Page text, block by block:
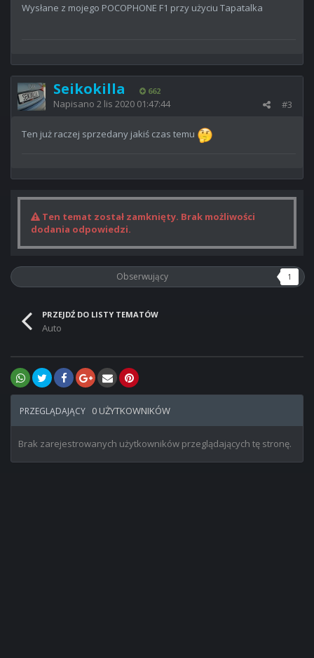
Wysłane z mojego POCOPHONE F1 przy użyciu Tapatalka
Seikokilla 662
#3
Napisano 2 lis 2020 01:47:44
Ten już raczej sprzedany jakiś czas temu
Ten temat został zamknięty. Brak możliwości
dodania odpowiedzi.
Obserwujący 1
PRZEJDŹ DO LISTY TEMATÓW
Auto
PRZEGLĄDAJĄCY 0 UŻYTKOWNIKÓW
Brak zarejestrowanych użytkowników przeglądających tę stronę.